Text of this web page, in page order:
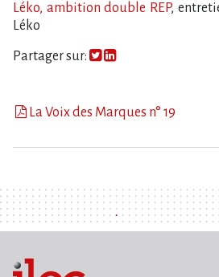
Léko, ambition double REP,
Léko
Partager sur:
La Voix des Marques n° 19